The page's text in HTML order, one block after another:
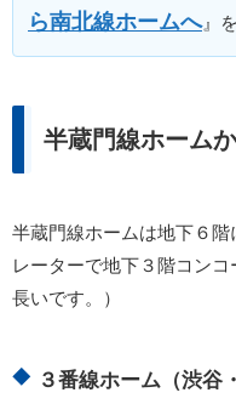
ら南北線ホームへ』
半蔵門線ホーム
半蔵門線ホームは地下６
レーターで地下３階コン
長いです。）
３番線ホーム（渋谷